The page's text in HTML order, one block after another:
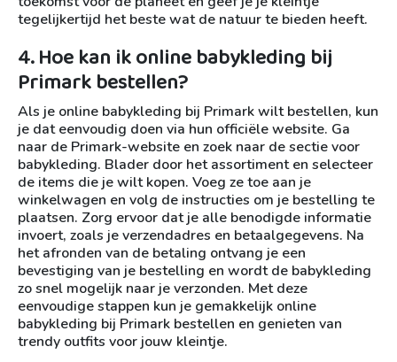
tegelijkertijd het beste wat de natuur te bieden heeft.
4. Hoe kan ik online babykleding bij
Primark bestellen?
Als je online babykleding bij Primark wilt bestellen, kun
je dat eenvoudig doen via hun officiële website. Ga
naar de Primark-website en zoek naar de sectie voor
babykleding. Blader door het assortiment en selecteer
de items die je wilt kopen. Voeg ze toe aan je
winkelwagen en volg de instructies om je bestelling te
plaatsen. Zorg ervoor dat je alle benodigde informatie
invoert, zoals je verzendadres en betaalgegevens. Na
het afronden van de betaling ontvang je een
bevestiging van je bestelling en wordt de babykleding
zo snel mogelijk naar je verzonden. Met deze
eenvoudige stappen kun je gemakkelijk online
babykleding bij Primark bestellen en genieten van
trendy outfits voor jouw kleintje.